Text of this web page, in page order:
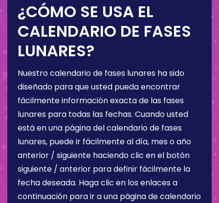
¿CÓMO SE USA EL
CALENDARIO DE FASES
LUNARES?
Nuestro calendario de fases lunares ha sido
diseñado para que usted pueda encontrar
fácilmente información exacta de las fases
lunares para todas las fechas. Cuando usted
está en una página del calendario de fases
lunares, puede ir fácilmente al día, mes o año
anterior / siguiente haciendo clic en el botón
siguiente / anterior para definir fácilmente la
fecha deseada. Haga clic en los enlaces a
continuación para ir a una página de calendario